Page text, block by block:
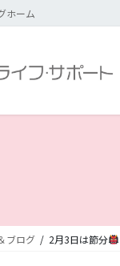
ホーム
ブログ 2月3日は節分